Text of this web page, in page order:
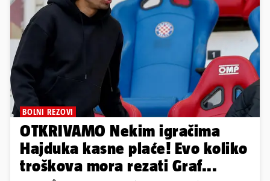
BOLNI REZOVI
OTKRIVAMO Nekim igračima
Hajduka kasne plaće! Evo koliko
troškova mora rezati Graf...